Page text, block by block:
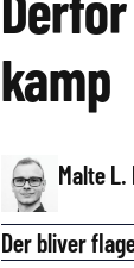
kamp
Malte
Der bliver